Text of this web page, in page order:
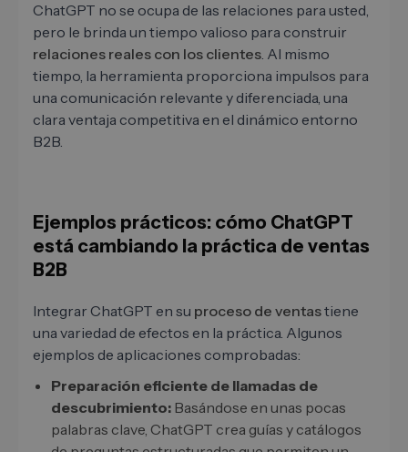
ChatGPT no se ocupa de las relaciones para usted,
pero le brinda un tiempo valioso para construir
relaciones reales con los clientes. Al mismo
tiempo, la herramienta proporciona impulsos para
una comunicación relevante y diferenciada, una
clara ventaja competitiva en el dinámico entorno
B2B.
Ejemplos prácticos: cómo ChatGPT
está cambiando la práctica de ventas
B2B
Integrar ChatGPT en su proceso de ventastiene
una variedad de efectos en la práctica. Algunos
ejemplos de aplicaciones comprobadas:
Preparación eficiente de llamadas de
descubrimiento: Basándose en unas pocas
palabras clave, ChatGPT crea guías y catálogos